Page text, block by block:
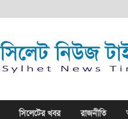
সিলেটের খবর রাজনীতি